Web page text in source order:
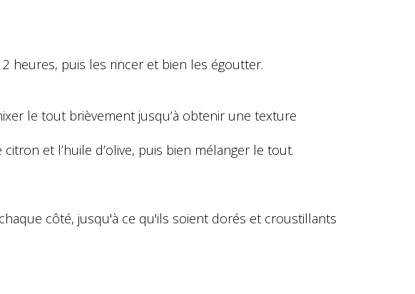
heures, puis les rincer et bien les égoutter.
le tout brièvement jusqu’à obtenir une texture
et l’huile d’olive, puis bien mélanger le tout.
côté, jusqu'à ce qu'ils soient dorés et croustillants